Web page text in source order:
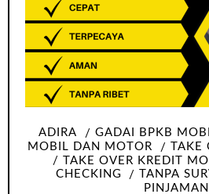
ADIRA GADAI BPKB
MOBIL DAN MOTOR
TAKE OVER KREDIT
CHECKING
TANPA
PINJAMAN